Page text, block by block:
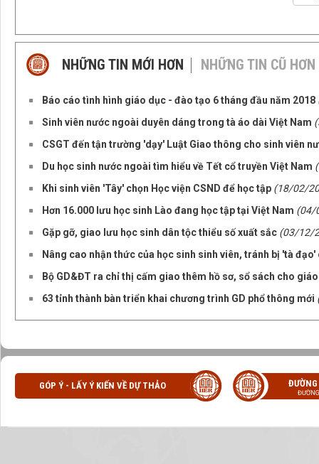
NHỮNG TIN MỚI HƠN NHỮNG TIN CŨ HƠN
Báo cáo tình hình giáo dục - đào tạo 6 tháng đầu năm 2018
Sinh viên nước ngoài duyên dáng trong tà áo dài Việt Nam
CSGT đến tận trường 'dạy' Luật Giao thông cho sinh viên
Du học sinh nước ngoài tìm hiểu về Tết cổ truyền Việt Nam
Khi sinh viên 'Tây' chọn Học viện CSND để học tập (18/02/
Hơn 16.000 lưu học sinh Lào đang học tập tại Việt Nam (04/
Gặp gỡ, giao lưu học sinh dân tộc thiểu số xuất sắc (03/12/
Nâng cao nhận thức của học sinh sinh viên, tránh bị 'tà
Bộ GD&ĐT ra chỉ thị cấm giao thêm hồ sơ, sổ sách cho
63 tỉnh thành bàn triển khai chương trình GD phổ thông mới
GÓP Ý - LẤY Ý KIẾN VỀ DỰ THẢO